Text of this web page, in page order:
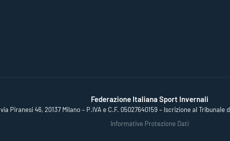
Federazione Italiana Sport Invernali
via Piranesi 46, 20137 Milano – P.IVA e C.F. 05027640159 – Iscrizione al Tribunale
Informative Protezione Dati